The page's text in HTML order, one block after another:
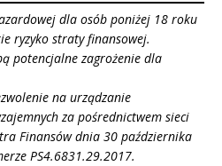
dla osób poniżej 18 roku
ryzyko straty finansowej.
potencjalne zagrożenie dla
na urządzanie
za pośrednictwem sieci
Finansów dnia 30 października
PS4.6831.29.2017.